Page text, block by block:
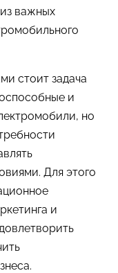
важных
стоит задача
и
но
Для этого
и